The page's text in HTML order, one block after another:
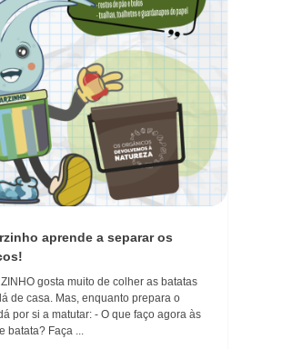
aprende a separar os
gosta muito de colher as batatas
de casa. Mas, enquanto prepara o
por si a matutar: - O que faço agora às
batata? Faça ...